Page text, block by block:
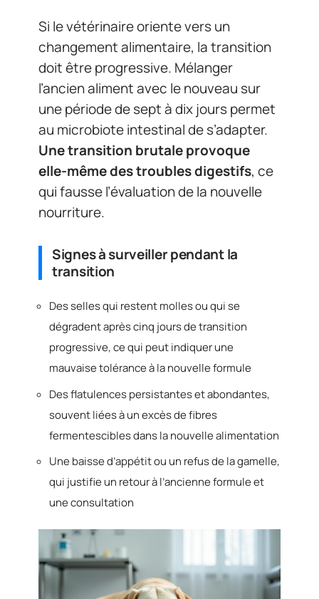
Si le vétérinaire oriente vers un
changement alimentaire, la transition
doit être progressive. Mélanger
l’ancien aliment avec le nouveau sur
une période de sept à dix jours permet
au microbiote intestinal de s’adapter.
Une transition brutale provoque
elle-même des troubles digestifs, ce
qui fausse l’évaluation de la nouvelle
nourriture.
Signes à surveiller pendant la
transition
Des selles qui restent molles ou qui se
dégradent après cinq jours de transition
progressive, ce qui peut indiquer une
mauvaise tolérance à la nouvelle formule
Des flatulences persistantes et abondantes,
souvent liées à un excès de fibres
fermentescibles dans la nouvelle alimentation
Une baisse d’appétit ou un refus de la gamelle,
qui justifie un retour à l’ancienne formule et
une consultation